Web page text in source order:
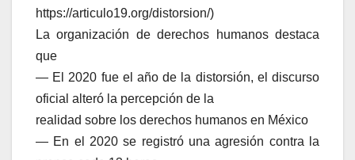
https://articulo19.org/distorsion/)
La organización de derechos humanos destaca
que
— El 2020 fue el año de la distorsión, el discurso
oficial alteró la percepción de la
realidad sobre los derechos humanos en México
— En el 2020 se registró una agresión contra la